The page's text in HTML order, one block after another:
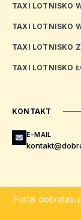
TAXI LOTNISKO
TAXI LOTNISKO
TAXI LOTNISKO
TAXI LOTNISKO
KONTAKT
E-MAIL
Portal